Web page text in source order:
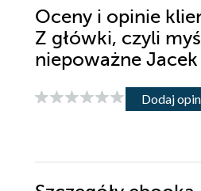
Oceny i opinie
Z główki, czyli
niepoważne
Dodaj